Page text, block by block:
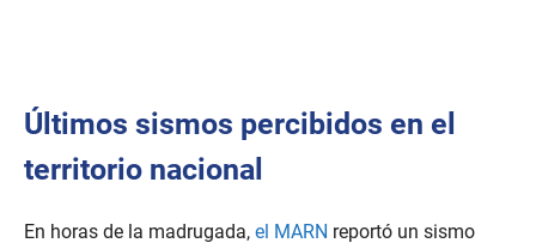
Últimos sismos percibidos en el
territorio nacional
En horas de la madrugada, el MARN reportó un sismo